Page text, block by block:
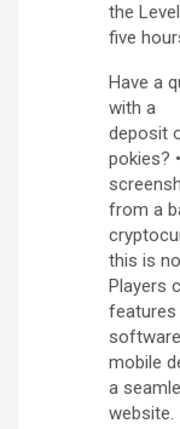
the
five
Have a
with a
deposit
pokies?
from a
this is
Players
features
mobile
a
website.